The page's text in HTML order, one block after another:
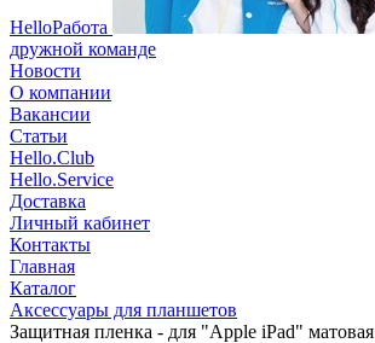
HelloРабота
дружной команде
Новости
О компании
Вакансии
Статьи
Hello.Club
Hello.Service
Доставка
Личный кабинет
Контакты
Главная
Каталог
Аксессуары для планшетов
Защитная пленка - для "Apple iPad" матовая